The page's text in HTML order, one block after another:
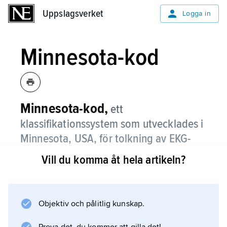
Uppslagsverket Logga in
Minnesota-kod
Minnesota-kod, ett
klassifikationssystem som utvecklades i
Minnesota, USA, för tolkning av EKG-
registreringar.
möjliggöra enhetlig klassifikation av EKG-
Vill du komma åt hela artikeln?
Objektiv och pålitlig kunskap.